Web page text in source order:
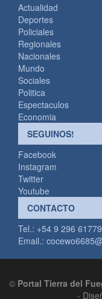
Actualidad
Deportes
Policiales
Regionales
Nacionales
Mundo
Sociales
Politica
Espectaculos
Economia
SEGUINOS!
Facebook
Instagram
Twitter
Youtube
CONTACTO
Tel.: +54 9 296
Email.:
© Portal Tierra del
-